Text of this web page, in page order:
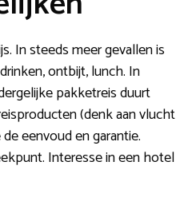
In steeds meer gevallen is
ontbijt, lunch. In
pakketreis duurt
(denk aan vlucht
eenvoud en garantie.
Interesse in een hotel